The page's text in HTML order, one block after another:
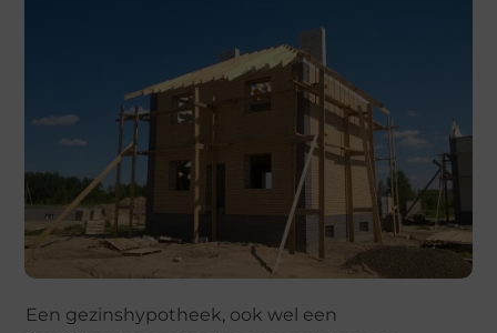
Een gezinshypotheek, ook wel een